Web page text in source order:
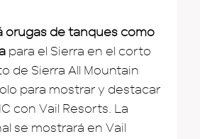
orugas de tanques como
para el Sierra en el corto
de Sierra All Mountain
para mostrar y destacar
con Vail Resorts. La
se mostrará en Vail